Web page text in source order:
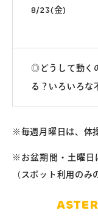
8/23(金)
◎どうして動く
る？いろいろな
※毎週月曜日は、体
※お盆期間・土曜日
（スポット利用のみ